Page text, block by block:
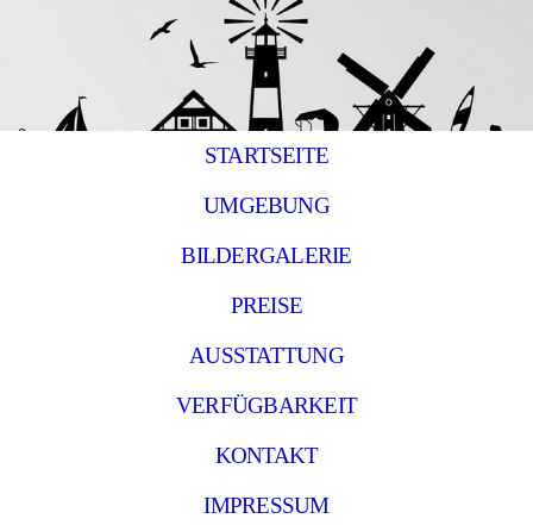
STARTSEITE
UMGEBUNG
BILDERGALERIE
PREISE
AUSSTATTUNG
VERFÜGBARKEIT
KONTAKT
IMPRESSUM